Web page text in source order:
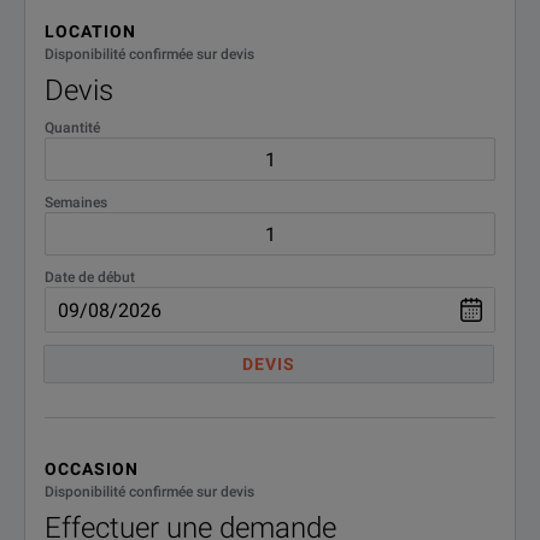
0B0
11500I-
LOCATION
Disponibilité confirmée sur devis
Devis
Quantité
Semaines
Date de début
DEVIS
OCCASION
Disponibilité confirmée sur devis
Effectuer une demande
11500I Test Port Cable, 1mm
11500I (F-F)